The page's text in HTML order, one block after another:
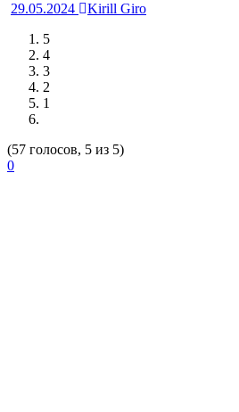
29.05.2024
Kirill Giro
5
4
3
2
1
(57 голосов, 5 из 5)
0